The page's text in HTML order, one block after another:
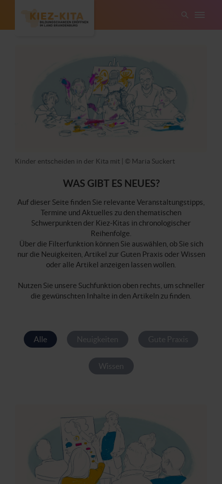
Kinder entscheiden in der Kita mit | © Maria Suckert
WAS GIBT ES NEUES?
Auf dieser Seite finden Sie relevante Veranstaltungstipps,
Termine und Aktuelles zu den thematischen
Schwerpunkten der Kiez-Kitas in chronologischer
Reihenfolge.
Über die Filterfunktion können Sie auswählen, ob Sie sich
nur die Neuigkeiten, Artikel zur Guten Praxis oder Wissen
oder alle Artikel anzeigen lassen wollen.
Nutzen Sie unsere Suchfunktion oben rechts, um schneller
die gewünschten Inhalte in den Artikeln zu finden.
Alle Neuigkeiten Gute Praxis
Wissen